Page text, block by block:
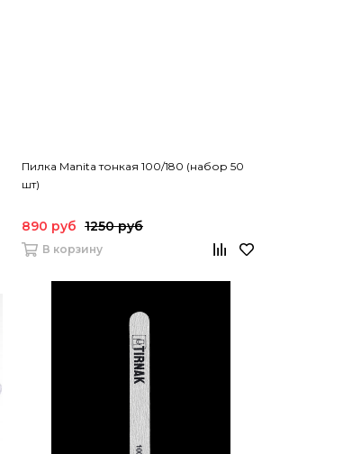
Пилка Manita тонкая 100/180 (набор 50
шт)
890 руб 1250 руб
В корзину